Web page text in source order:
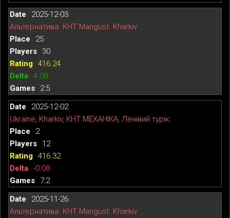
2025-12-03
Альтернатива. КНТ Mangust. Kharkiv
25
30
416.24
4.08
2:5
2025-12-02
Ukraine, Kharkiv, КНТ МЕХАНІКА, Ленівий турік
2
12
416.32
-0.08
7:2
2025-11-26
Альтернатива. КНТ Mangust. Kharkiv